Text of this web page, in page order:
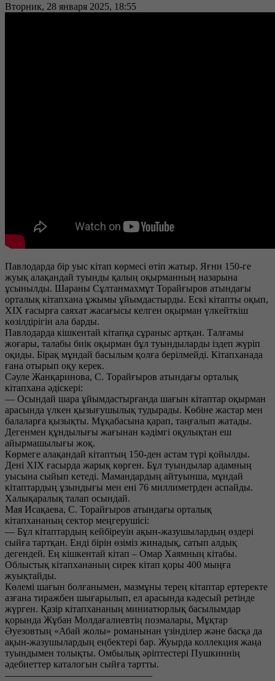
Вторник, 28 января 2025, 18:55
Павлодарда бір уыс кітап көрмесі өтіп жатыр. Яғни 150-ге
жуық алақандай туынды қалың оқырманның назарына
ұсынылды. Шараны Сұлтанмахмұт Торайғыров атындағы
орталық кітапхана ұжымы ұйымдастырды. Ескі кітапты оқып,
XIX ғасырға саяхат жасағысы келген оқырман үлкейткіш
көзілдірігін ала барды.
Павлодарда кішкентай кітапқа сұраныс артқан. Талғамы
жоғары, талабы биік оқырман бұл туындыларды іздеп жүріп
оқиды. Бірақ мұндай басылым қолға берілмейді. Кітапханада
ғана отырып оқу керек.
Сәуле Жанқаринова, С. Торайғыров атындағы орталық
кітапхана әдіскері:
— Осындай шара ұйымдастырғанда шағын кітаптар оқырман
арасында үлкен қызығушылық тудырады. Көбіне жастар мен
балаларға қызықты. Мұқабасына қарап, таңғалып жатады.
Дегенмен құндылығы жағынан кәдімгі оқулықтан еш
айырмашылығы жоқ.
Көрмеге алақандай кітаптың 150-ден астам түрі қойылды.
Дені XIX ғасырда жарық көрген. Бұл туындылар адамның
уысына сыйып кетеді. Мамандардың айтуынша, мұндай
кітаптардың ұзындығы мен ені 76 миллиметрден аспайды.
Халықаралық талап осындай.
Мая Исақаева, С. Торайғыров атындағы орталық
кітапхананың сектор меңгерушісі:
— Бұл кітаптардың кейбіреуін ақын-жазушылардың өздері
сыйға тартқан. Енді бірін өзіміз жинадық, сатып алдық
дегендей. Ең кішкентай кітап – Омар Хаямның кітабы.
Облыстық кітапхананың сирек кітап қоры 400 мыңға
жуықтайды.
Көлемі шағын болғанымен, мазмұны терең кітаптар ертеректе
азғана тиражбен шығарылып, ел арасында кәдесый ретінде
жүрген. Қазір кітапхананың миниатюрлық басылымдар
қорында Жұбан Молдағалиевтің поэмалары, Мұқтар
Әуезовтың «Абай жолы» романынан үзінділер және басқа да
ақын-жазушылардың еңбектері бар. Жуырда коллекция жаңа
туындымен толықты. Омбылық әріптестері Пушкиннің
әдебиеттер каталогын сыйға тартты.
———————————————